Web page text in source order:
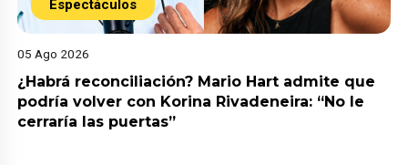
Espectáculos
05 Ago 2026
¿Habrá reconciliación? Mario Hart admite que
podría volver con Korina Rivadeneira: “No le
cerraría las puertas”